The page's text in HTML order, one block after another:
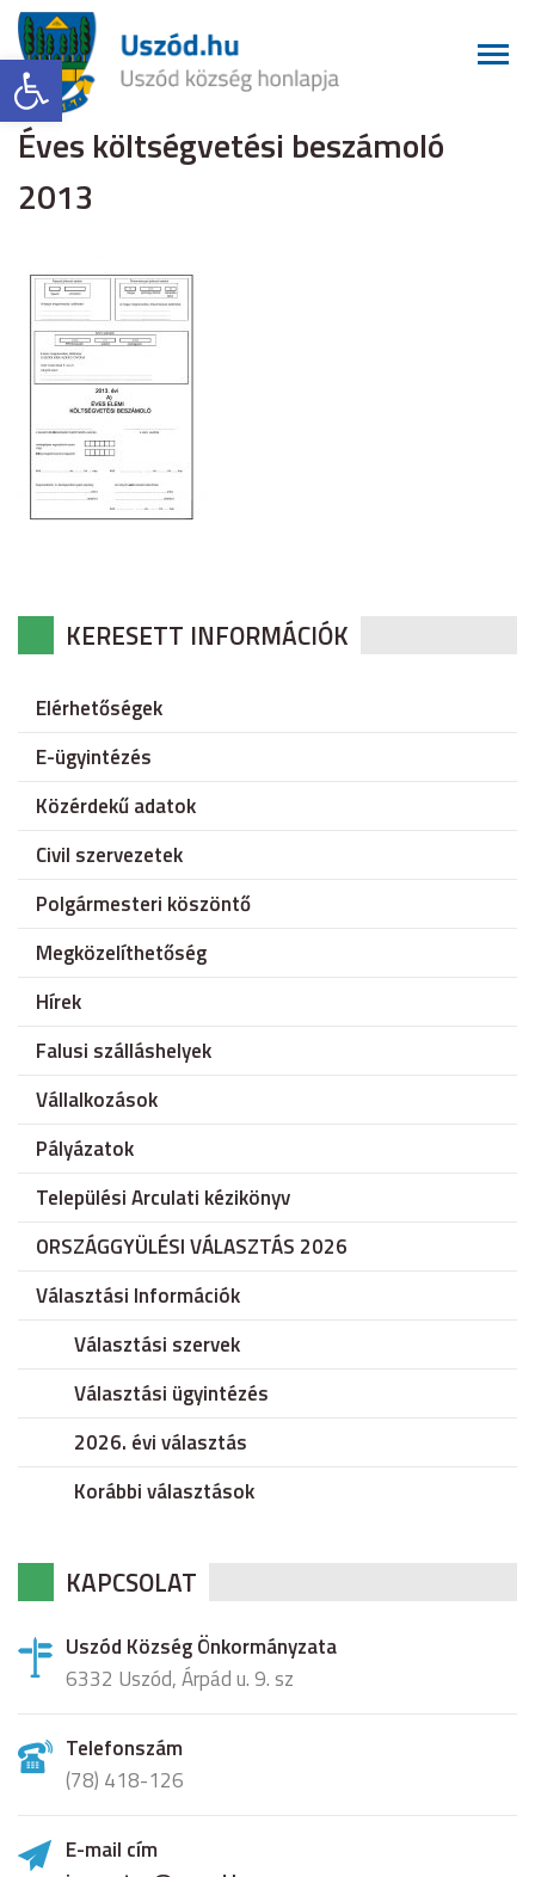
Eszköztár megnyitása
Éves költségvetési beszámoló
2013
KERESETT INFORMÁCIÓK
Elérhetőségek
E-ügyintézés
Közérdekű adatok
Civil szervezetek
Polgármesteri köszöntő
Megközelíthetőség
Hírek
Falusi szálláshelyek
Vállalkozások
Pályázatok
Települési Arculati kézikönyv
ORSZÁGGYÜLÉSI VÁLASZTÁS 2026
Választási Információk
Választási szervek
Választási ügyintézés
2026. évi választás
Korábbi választások
KAPCSOLAT
Uszód Község Önkormányzata
6332 Uszód, Árpád u. 9. sz
Telefonszám
(78) 418-126
E-mail cím